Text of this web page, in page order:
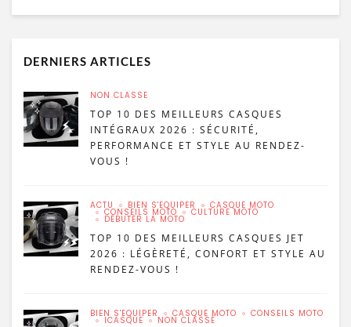
DERNIERS ARTICLES
NON CLASSÉ
TOP 10 DES MEILLEURS CASQUES
INTÉGRAUX 2026 : SÉCURITÉ,
PERFORMANCE ET STYLE AU RENDEZ-
VOUS !
ACTU BIEN S'ÉQUIPER CASQUE MOTO
CONSEILS MOTO CULTURE MOTO
DÉBUTER LA MOTO
TOP 10 DES MEILLEURS CASQUES JET
2026 : LÉGÈRETÉ, CONFORT ET STYLE AU
RENDEZ-VOUS !
BIEN S'ÉQUIPER CASQUE MOTO CONSEILS MOTO
ICASQUE NON CLASSÉ